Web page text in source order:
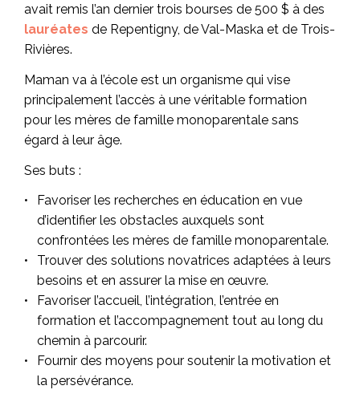
avait remis l’an dernier trois bourses de 500 $ à des
lauréates de Repentigny, de Val-Maska et de Trois-
Rivières.
Maman va à l’école est un organisme qui vise
principalement l’accès à une véritable formation
pour les mères de famille monoparentale sans
égard à leur âge.
Ses buts :
Favoriser les recherches en éducation en vue
d’identifier les obstacles auxquels sont
confrontées les mères de famille monoparentale.
Trouver des solutions novatrices adaptées à leurs
besoins et en assurer la mise en œuvre.
Favoriser l’accueil, l’intégration, l’entrée en
formation et l’accompagnement tout au long du
chemin à parcourir.
Fournir des moyens pour soutenir la motivation et
la persévérance.